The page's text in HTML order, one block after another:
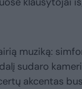
muziką:
sudaro
akcentas